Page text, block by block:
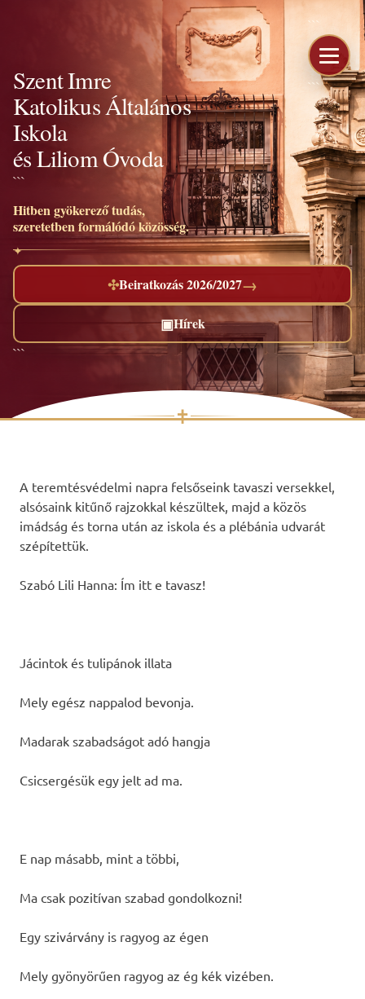
```
```
Szent Imre
Katolikus Általános
Iskola
és Liliom Óvoda
```
Hitben gyökerező tudás,
szeretetben formálódó közösség.
✣Beiratkozás 2026/2027→
▣Hírek
```
✝
A teremtésvédelmi napra felsőseink tavaszi versekkel,
alsósaink kitűnő rajzokkal készültek, majd a közös
imádság és torna után az iskola és a plébánia udvarát
szépítettük.
Szabó Lili Hanna: Ím itt e tavasz!
Jácintok és tulipánok illata
Mely egész nappalod bevonja.
Madarak szabadságot adó hangja
Csicsergésük egy jelt ad ma.
E nap másabb, mint a többi,
Ma csak pozitívan szabad gondolkozni!
Egy szivárvány is ragyog az égen
Mely gyönyörűen ragyog az ég kék vizében.